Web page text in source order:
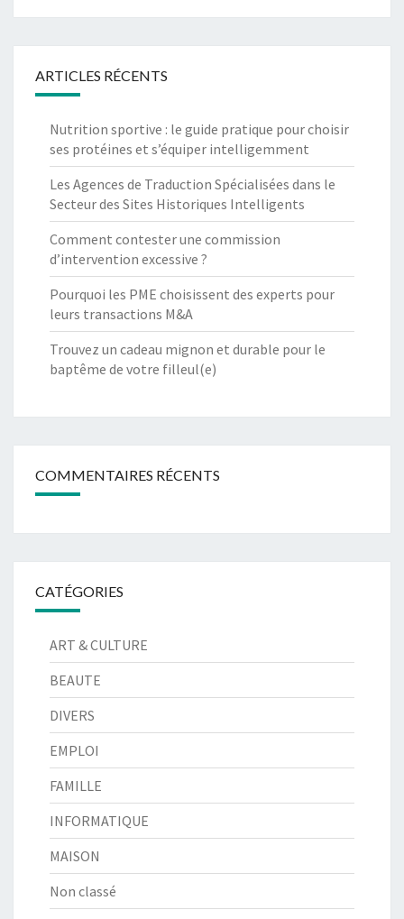
ARTICLES RÉCENTS
Nutrition sportive : le guide pratique pour choisir
ses protéines et s’équiper intelligemment
Les Agences de Traduction Spécialisées dans le
Secteur des Sites Historiques Intelligents
Comment contester une commission
d’intervention excessive ?
Pourquoi les PME choisissent des experts pour
leurs transactions M&A
Trouvez un cadeau mignon et durable pour le
baptême de votre filleul(e)
COMMENTAIRES RÉCENTS
CATÉGORIES
ART & CULTURE
BEAUTE
DIVERS
EMPLOI
FAMILLE
INFORMATIQUE
MAISON
Non classé